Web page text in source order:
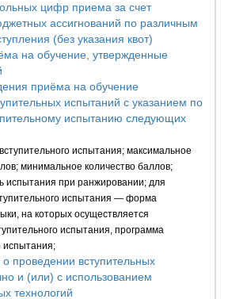
цифр приема за счет
ассигнований по различным
(без указания квот)
на обучение, утвержденные
приёма на обучение
испытаний с указанием по
испытанию следующих
испытания; максимальное
минимальное количество баллов;
испытания при ранжировании; для
испытания — форма
на которых осуществляется
испытания, программа
испытания;
проведении вступительных
и (или) с использованием
технологий